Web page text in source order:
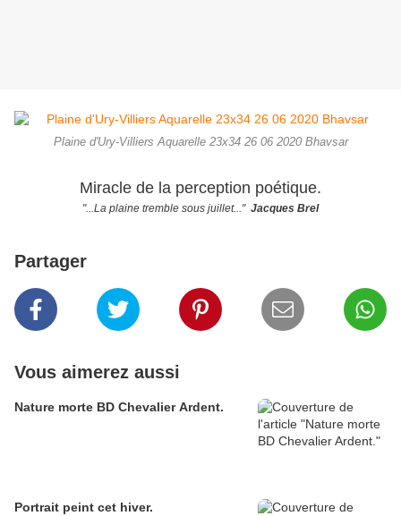
Plaine d'Ury-Villiers Aquarelle 23x34 26 06 2020 Bhavsar
Miracle de la perception poétique.
"...La plaine tremble sous juillet..." Jacques Brel
Partager
Vous aimerez aussi
Nature morte BD Chevalier Ardent.
Portrait peint cet hiver.